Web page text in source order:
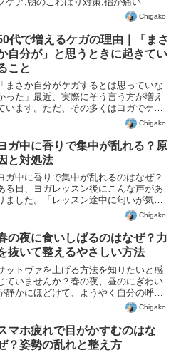
Chigako
代で増えるケガの理由｜「まさ
自分が」と思うときに起きてい
こと
「まさか自分がケガするとは思っていな
った」最近、実際にそう言う方が増え
います。ただ、その多くはヨガでケガ
をしたわけではなく、日常の動きや、他
の運動、レッスンの中で痛めてしまっ
、というケースです。そしてそのあ
、「ヨガをすれば治るのでは...
Chigako
ガ中に香りで集中が乱れる？原
と対処法
ガ中に香りで集中が乱れるのはなぜ？
る日、ヨガレッスン後にこんな声があ
ました。「レッスン途中に匂いが気に
なってしまい、集中が途切れてしまいま
した…」ヨガ中に香水や柔軟剤の香りが
になり、集中できなくなることは決し
て珍しくありません。香り...
Chigako
の夜に食いしばるのはなぜ？力
抜いて整えるやさしい方法
ットヴァを上げる方法を知りたいと感
ていませんか？春の夜、昼のにぎわい
静かにほどけて、ようやく自分の呼吸
に戻ってこられる時間です。けれど実際
には、夜になっても体の力が抜けず、知
ないうちに歯を食いしばっていた、と
うこともあります。私自...
Chigako
マホ疲れで目がかすむのはな
？姿勢の乱れと整え方